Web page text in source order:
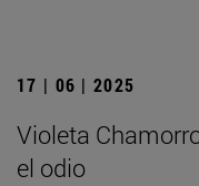
17 | 06 | 2025
Violeta
el odio